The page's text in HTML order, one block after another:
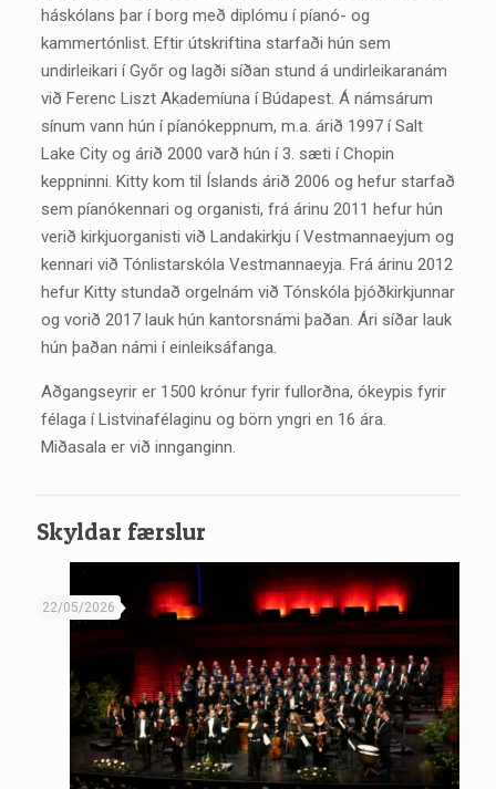
háskólans þar í borg með diplómu í píanó- og
kammertónlist. Eftir útskriftina starfaði hún sem
undirleikari í Győr og lagði síðan stund á undirleikaranám
við Ferenc Liszt Akademíuna í Búdapest. Á námsárum
sínum vann hún í píanókeppnum, m.a. árið 1997 í Salt
Lake City og árið 2000 varð hún í 3. sæti í Chopin
keppninni. Kitty kom til Íslands árið 2006 og hefur starfað
sem píanókennari og organisti, frá árinu 2011 hefur hún
verið kirkjuorganisti við Landakirkju í Vestmannaeyjum og
kennari við Tónlistarskóla Vestmannaeyja. Frá árinu 2012
hefur Kitty stundað orgelnám við Tónskóla þjóðkirkjunnar
og vorið 2017 lauk hún kantorsnámi þaðan. Ári síðar lauk
hún þaðan námi í einleiksáfanga.
Aðgangseyrir er 1500 krónur fyrir fullorðna, ókeypis fyrir
félaga í Listvinafélaginu og börn yngri en 16 ára.
Miðasala er við innganginn.
Skyldar færslur
22/05/2026